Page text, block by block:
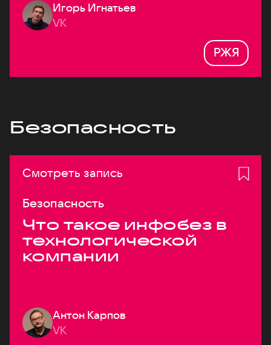
Игорь Игнатьев
VK
РЖЯ
Безопасность
Смотреть запись
Безопасность
Что такое инфобез в
технологической
компании
Антон Карпов
VK